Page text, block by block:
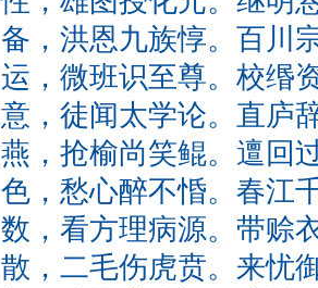
备，洪恩九族惇。百川
运，微班识至尊。校缗
意，徒闻太学论。直庐
燕，抢榆尚笑鲲。邅回
色，愁心醉不惛。春江
数，看方理病源。带赊
散，二毛伤虎贲。来忧